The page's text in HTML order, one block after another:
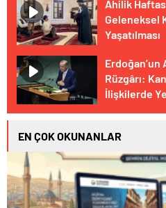
Ahilik
Geleneksel
Yaşatılması
Erdoğan’un
Rüzgârı:
İlişkilerde
EN ÇOK OKUNANLAR